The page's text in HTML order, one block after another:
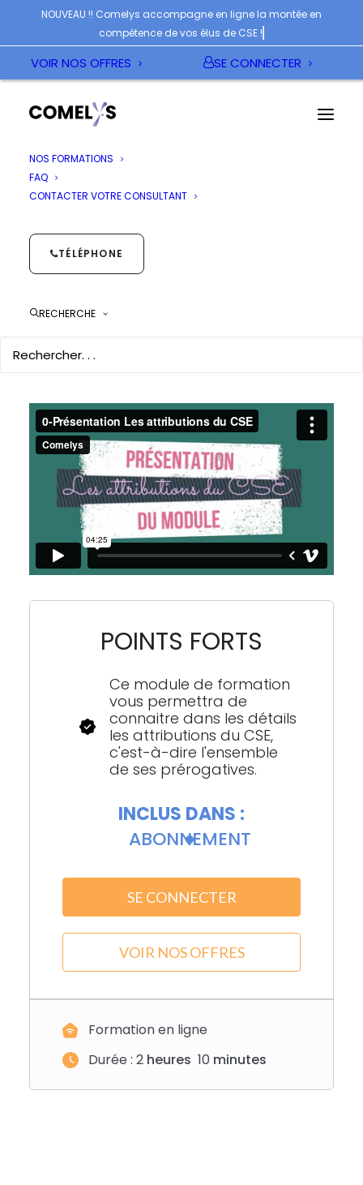
NOUVEAU !! Comelys accompagne en ligne la montée en
compétence de vos élus de CSE !
VOIR NOS OFFRES SE CONNECTER
NOS FORMATIONS
FAQ
CONTACTER VOTRE CONSULTANT
TÉLÉPHONE
RECHERCHE
LES ATTRIBUTIONS
DU CSE
Liste de souhaits
POINTS FORTS
Ce module de formation
vous permettra de
connaitre dans les détails
les attributions du CSE,
c'est-à-dire l'ensemble
de ses prérogatives.
INCLUS DANS :
ABONNEMENT
SE CONNECTER
VOIR NOS OFFRES
Formation en ligne
Durée : 2 heures 10 minutes